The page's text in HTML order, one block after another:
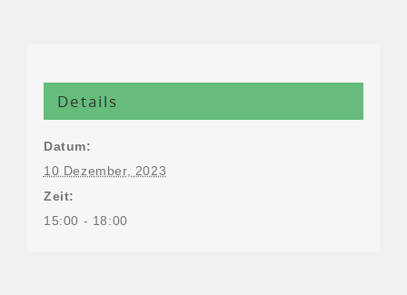
Details
Datum:
10 Dezember, 2023
Zeit:
15:00 - 18:00